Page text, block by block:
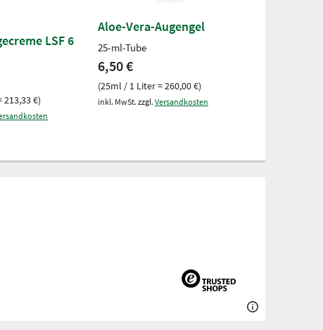
LSF 6
€)
Aloe-Vera-Augengel
25-ml-Tube
6,50 €
(25ml / 1 Liter = 260,00 €)
inkl. MwSt. zzgl. Versandkosten